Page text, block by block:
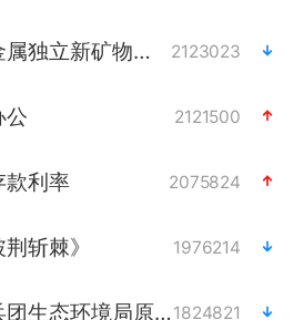
我国发现稀散金属独立新矿物——乌斯河锗矿 2123023
公 2121500
款利率 2075824
斩棘》 1976214
新疆生产建设兵团生态环境局原局长被查1824821